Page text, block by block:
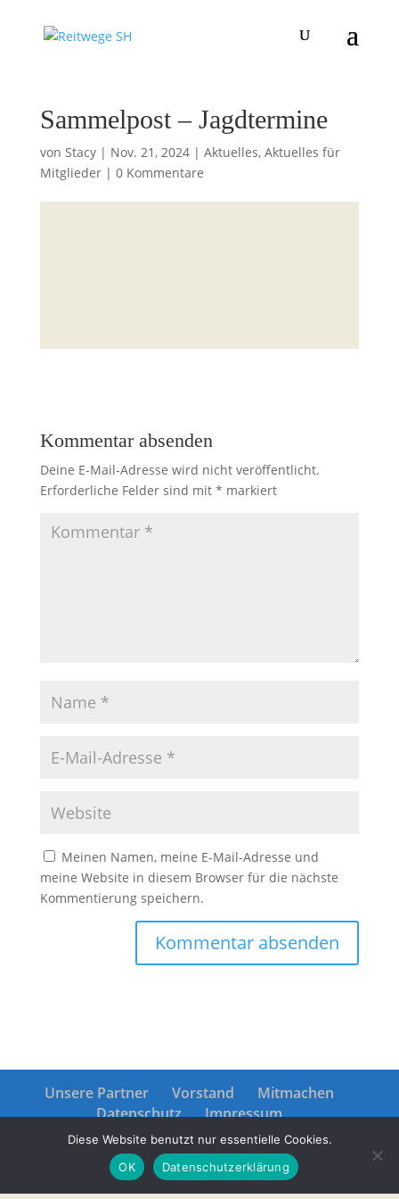
Sammelpost – Jagdtermine
von Stacy| Nov. 21, 2024| Aktuelles, Aktuelles für
Mitglieder| 0 Kommentare
Kommentar absenden
Deine E-Mail-Adresse wird nicht veröffentlicht.
Erforderliche Felder sind mit * markiert
Meinen Namen, meine E-Mail-Adresse und
meine Website in diesem Browser für die nächste
Kommentierung speichern.
Unsere Partner Vorstand
Mitmachen
Datenschutz
Impressum
Diese Website benutzt nur essentielle Cookies.
OK
Datenschutzerklärung